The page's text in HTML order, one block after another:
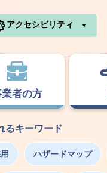
アクセシビリティ
者の方
るキーワード
ハザードマップ